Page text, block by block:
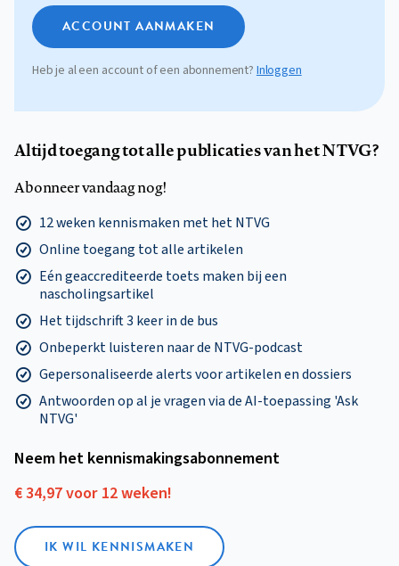
ACCOUNT AANMAKEN
Heb je al een account of een abonnement? Inloggen
Altijd toegang tot alle publicaties van het NTVG?
Abonneer vandaag nog!
12 weken kennismaken met het NTVG
Online toegang tot alle artikelen
Eén geaccrediteerde toets maken bij een
nascholingsartikel
Het tijdschrift 3 keer in de bus
Onbeperkt luisteren naar de NTVG-podcast
Gepersonaliseerde alerts voor artikelen en dossiers
Antwoorden op al je vragen via de AI-toepassing 'Ask
NTVG'
Neem het kennismakings­abonnement
€ 34,97 voor 12 weken!
IK WIL KENNISMAKEN